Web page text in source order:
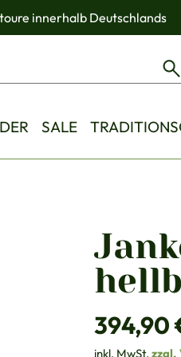
innerhalb Deutschlands
SALE
Regulärer
394,90
inkl. MwSt. zzgl.